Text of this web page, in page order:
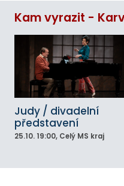
Kam vyrazit -
Judy / divadelní
představení
25.10. 19:00, Celý MS kraj